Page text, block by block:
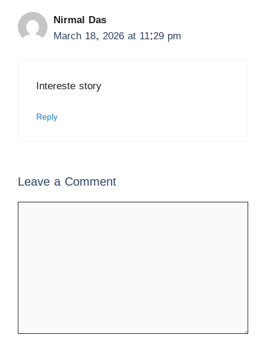
Nirmal Das
March 18, 2026 at 11:29 pm
Intereste story
Reply
Leave a Comment